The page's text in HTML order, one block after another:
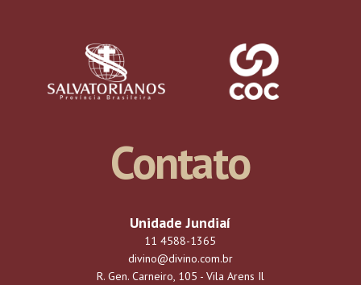
22.jun
Festival Of Nations
Contato
Unidade Jundiaí
11 4588-1365
divino@divino.com.br
R. Gen. Carneiro, 105 - Vila Arens Il